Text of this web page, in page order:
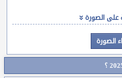
على الصورة